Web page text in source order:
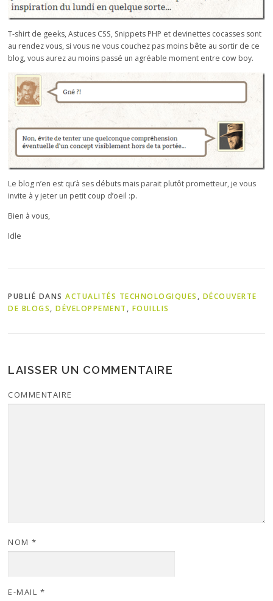
T-shirt de geeks, Astuces CSS, Snippets PHP et devinettes cocasses sont
au rendez vous, si vous ne vous couchez pas moins bête au sortir de ce
blog, vous aurez au moins passé un agréable moment entre cow boy.
Le blog n’en est qu’à ses débuts mais parait plutôt prometteur, je vous
invite à y jeter un petit coup d’oeil :p.
Bien à vous,
Idle
PUBLIÉ DANSACTUALITÉS TECHNOLOGIQUES , DÉCOUVERTE
DE BLOGS,DÉVELOPPEMENT , FOUILLIS
LAISSER UN COMMENTAIRE
COMMENTAIRE
NOM*
E-MAIL *